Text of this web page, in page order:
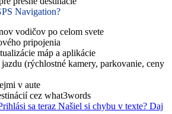
Navigation?
vodičov po celom svete
pripojenia
máp a aplikácie
(rýchlostné kamery, parkovanie, ceny
v aute
cez what3words
sa teraz Našiel si chybu v texte? Daj